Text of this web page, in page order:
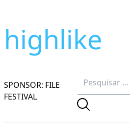
highlike
SPONSOR: FILE
FESTIVAL